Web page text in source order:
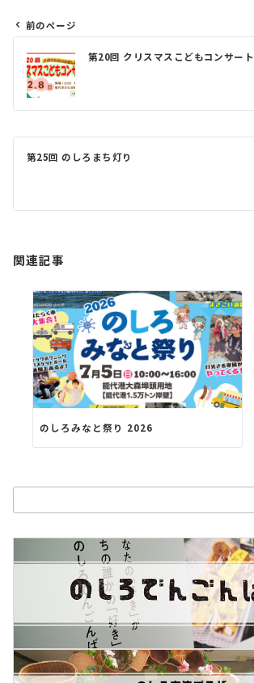
投
稿
ナ
前のページ
第20回 クリスマスこどもコンサート
第25回 のしろまち灯り
関連記事
のしろみなと祭り 2026
索：